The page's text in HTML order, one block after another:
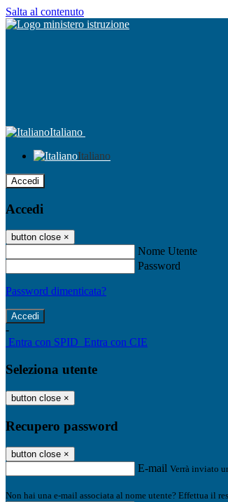
Salta al contenuto
Italiano
Italiano
Accedi
Accedi
button close ×
Nome Utente
Password
Password dimenticata?
-
Entra con SPID Entra con CIE
Seleziona utente
button close ×
Recupero password
button close ×
E-mail Verrà inviato
Non hai una e-mail associata al nome utente? Effettua il